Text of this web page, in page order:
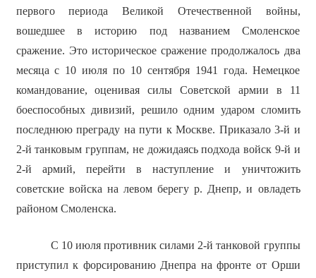
первого периода Великой Отечественной войны,
вошедшее в историю под названием Смоленское
сражение. Это историческое сражение продолжалось два
месяца с 10 июля по 10 сентября 1941 года. Немецкое
командование, оценивая силы Советской армии в 11
боеспособных дивизий, решило одним ударом сломить
последнюю преграду на пути к Москве. Приказало 3-й и
2-й танковым группам, не дожидаясь подхода войск 9-й и
2-й армий, перейти в наступление и уничтожить
советские войска на левом берегу р. Днепр, и овладеть
районом Смоленска.
С 10 июля противник силами 2-й танковой группы
приступил к форсированию Днепра на фронте от Орши